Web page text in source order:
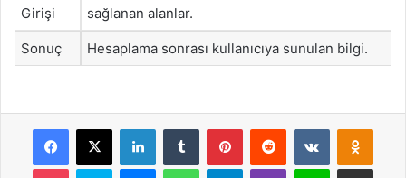
Girişi
sağlanan alanlar.
Sonuç Hesaplama sonrası kullanıcıya sunulan bilgi.
Facebook
X LinkedInTumblr PinterestReddit VKontakte
Pocket Skype MessengerWhatsAppTelegramViber Line E-Posta ile